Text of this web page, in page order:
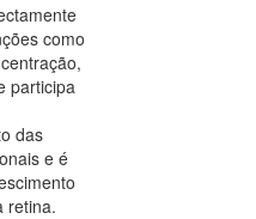
como
participa
das
e é
retina.